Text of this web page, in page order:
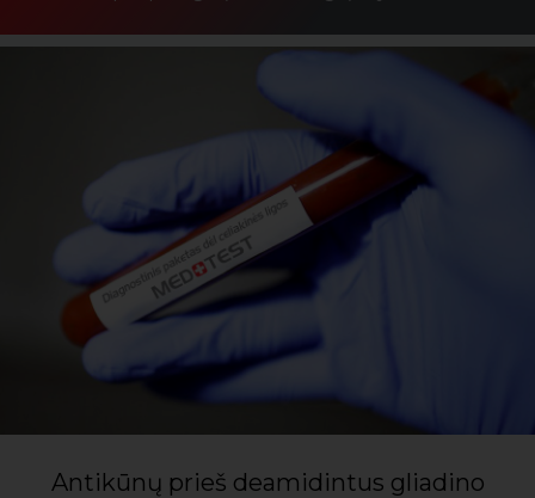
Antikūnų prieš deamidintus gliadino